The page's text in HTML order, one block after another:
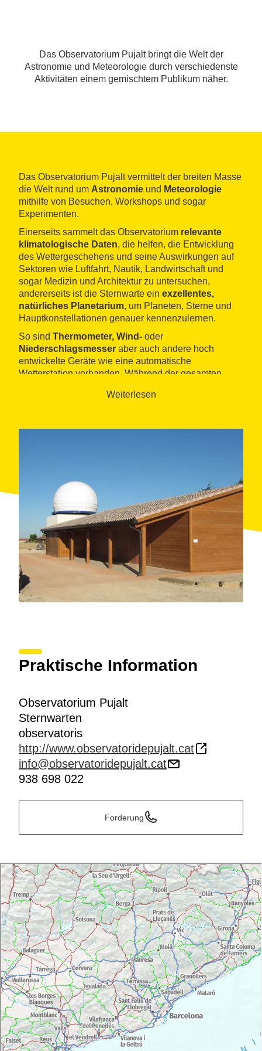
Das Observatorium Pujalt bringt die Welt der
Astronomie und Meteorologie durch verschiedenste
Aktivitäten einem gemischtem Publikum näher.
Das Observatorium Pujalt vermittelt der breiten Masse
die Welt rund um Astronomie und Meteorologie
mithilfe von Besuchen, Workshops und sogar
Experimenten.
Einerseits sammelt das Observatorium relevante
klimatologische Daten, die helfen, die Entwicklung
des Wettergeschehens und seine Auswirkungen auf
Sektoren wie Luftfahrt, Nautik, Landwirtschaft und
sogar Medizin und Architektur zu untersuchen,
andererseits ist die Sternwarte ein exzellentes,
natürliches Planetarium, um Planeten, Sterne und
Hauptkonstellationen genauer kennenzulernen.
So sind Thermometer, Wind- oder
Niederschlagsmesser aber auch andere hoch
entwickelte Geräte wie eine automatische
Wetterstation vorhanden. Während der gesamten
funktionieren, und es werdenWorkshops
Weiterlesen
Praktische Information
Observatorium Pujalt
Sternwarten
observatoris
http://www.observatoridepujalt.cat
info@observatoridepujalt.cat
938 698 022
Forderung